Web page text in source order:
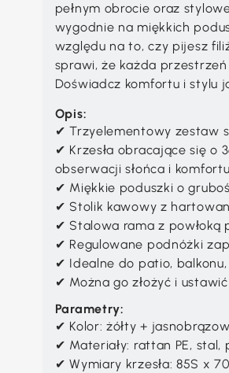
pełnym obrocie oraz
wygodnie na miękkich
względu na to, czy pijesz
sprawi, że każda
Doświadcz komfortu i stylu
Opis:
✔ Trzyelementowy zestaw
✔ Krzesła obracające się o
obserwacji słońca i komfortu
✔ Miękkie poduszki o
✔ Stolik kawowy z
✔ Stalowa rama z powłoką
✔ Regulowane podnóżki
✔ Idealne do patio,
✔ Można go złożyć i
Parametry:
✔ Kolor: żółty +
✔ Materiały: rattan PE, stal,
✔ Wymiary krzesła: 85S x